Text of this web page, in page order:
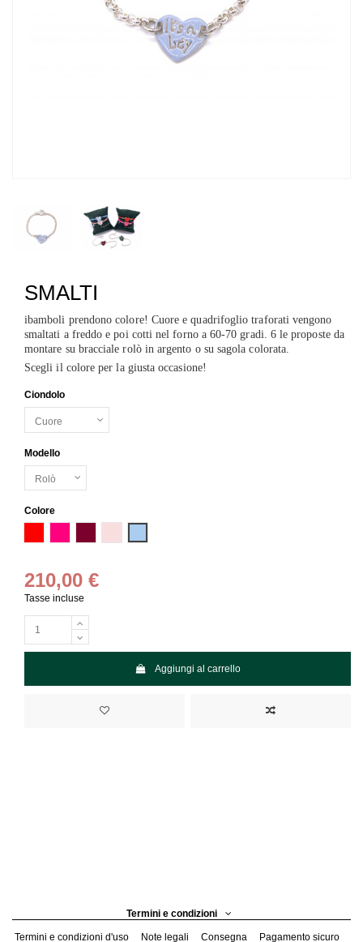
SMALTI
ibamboli prendono colore! Cuore e quadrifoglio traforati vengono
smaltati a freddo e poi cotti nel forno a 60-70 gradi. 6 le proposte da
montare su bracciale rolò in argento o su sagola colorata.
Scegli il colore per la giusta occasione!
Ciondolo
Modello
Colore
210,00 €
Tasse incluse
Aggiungi al carrello
Termini e condizioni
Termini e condizioni d'uso Note legali Consegna Pagamento sicuro